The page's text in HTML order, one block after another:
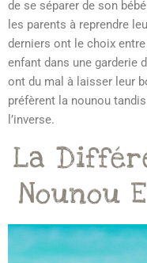
de se séparer de son
les parents à reprendre
derniers ont le choix
enfant dans une garderie
ont du mal à laisser leur
préfèrent la nounou
l’inverse.
La
Nounou